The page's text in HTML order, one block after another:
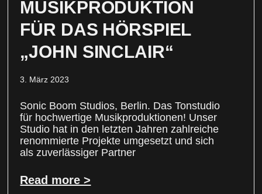
MUSIKPRODUKTION
FÜR DAS HÖRSPIEL
„JOHN SINCLAIR“
3. März 2023
Sonic Boom Studios, Berlin. Das Tonstudio
für hochwertige Musikproduktionen! Unser
Studio hat in den letzten Jahren zahlreiche
renommierte Projekte umgesetzt und sich
als zuverlässiger Partner
Read more >